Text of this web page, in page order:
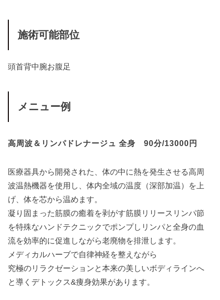
施術可能部位
頭首背中腕お腹足
メニュー例
高周波＆リンパドレナージュ 全身 90分/13000円
医療器具から開発された、体の中に熱を発生させる高周
波温熱機器を使用し、体内全域の温度（深部加温）を上
げ、体を芯から温めます。
凝り固まった筋膜の癒着を剥がす筋膜リリースリンパ節
を特殊なハンドテクニックでポンプしリンパと全身の血
流を効率的に促進しながら老廃物を排泄します。
メディカルハーブで自律神経を整えながら
究極のリラクゼーションと本来の美しいボディラインへ
と導くデトックス&痩身効果があります。